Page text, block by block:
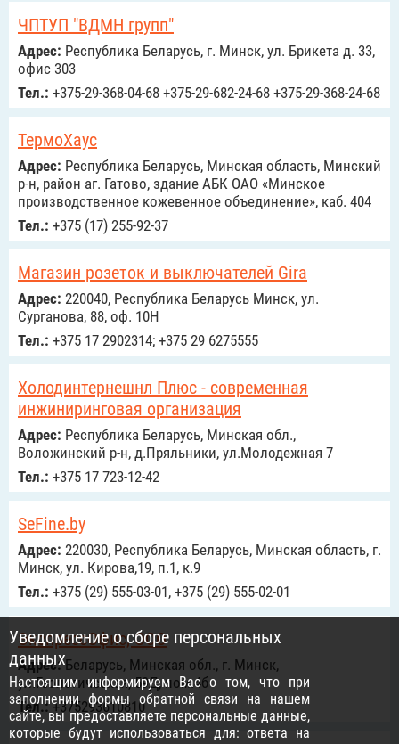
ЧПТУП "ВДМН групп"
Адрес: Республика Беларусь, г. Минск, ул. Брикета д. 33,
офис 303
Тел.: +375-29-368-04-68 +375-29-682-24-68 +375-29-368-24-68
ТермоХаус
Адрес: Республика Беларусь, Минская область, Минский
р-н, район аг. Гатово, здание АБК ОАО «Минское
производственное кожевенное объединение», каб. 404
Тел.: +375 (17) 255-92-37
Магазин розеток и выключателей Gira
Адрес: 220040, Республика Беларусь Минск, ул.
Сурганова, 88, оф. 10Н
Тел.: +375 17 2902314; +375 29 6275555
Холодинтернешнл Плюс - современная
инжиниринговая организация
Адрес: Республика Беларусь, Минская обл.,
Воложинский р-н, д.Пряльники, ул.Молодежная 7
Тел.: +375 17 723-12-42
SeFine.by
Адрес: 220030, Республика Беларусь, Минская область, г.
Минск, ул. Кирова,19, п.1, к.9
Тел.: +375 (29) 555-03-01, +375 (29) 555-02-01
ЭкспрессОфис, ООО
Адрес:Беларусь, Минская обл., г. Минск,
ул.Геологическая, 59Д, пом.4б
Тел.:+375293610810
Уведомление о сборе персональных
данных
Настоящим информируем Вас о том, что при
заполнении формы обратной связи на нашем
сайте, вы предоставляете персональные данные,
которые будут использоваться для: ответа на